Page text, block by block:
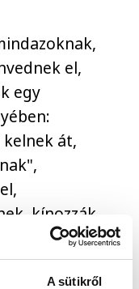
A sütikről
el,
egy
át,
kínozzák
vagy a